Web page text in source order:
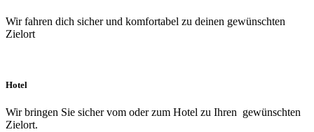
Wir fahren dich sicher und komfortabel zu deinen gewünschten
Zielort
Hotel
Wir bringen Sie sicher vom oder zum Hotel zu Ihren gewünschten
Zielort.